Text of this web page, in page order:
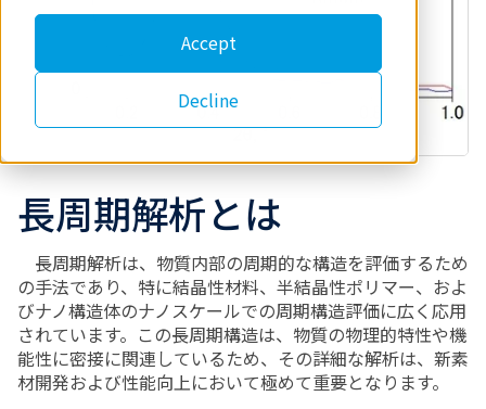
Accept
Decline
長周期解析とは
長周期解析は、物質内部の周期的な構造を評価するため
の手法であり、特に結晶性材料、半結晶性ポリマー、およ
びナノ構造体のナノスケールでの周期構造評価に広く応用
されています。この長周期構造は、物質の物理的特性や機
能性に密接に関連しているため、その詳細な解析は、新素
材開発および性能向上において極めて重要となります。